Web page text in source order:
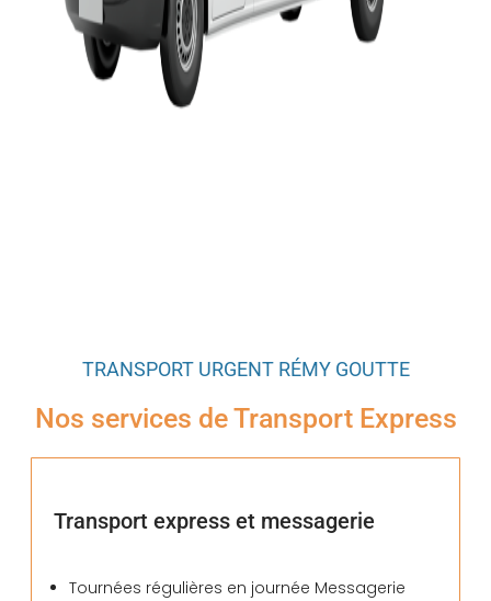
TRANSPORT URGENT RÉMY GOUTTE
Nos services de Transport Express
Transport express et messagerie
Tournées régulières en journée Messagerie